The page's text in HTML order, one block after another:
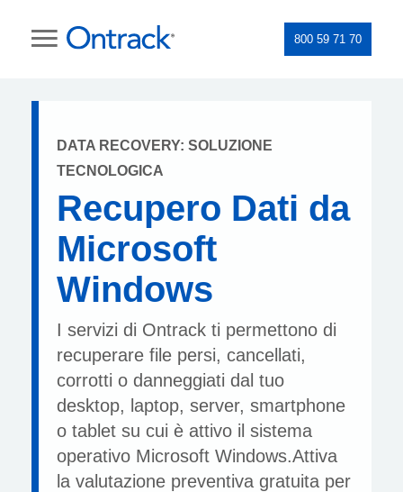
800 59 71 70
DATA RECOVERY: SOLUZIONE
TECNOLOGICA
Recupero Dati da
Microsoft
Windows
I servizi di Ontrack ti permettono di
recuperare file persi, cancellati,
corrotti o danneggiati dal tuo
desktop, laptop, server, smartphone
o tablet su cui è attivo il sistema
operativo Microsoft Windows.Attiva
la valutazione preventiva gratuita per